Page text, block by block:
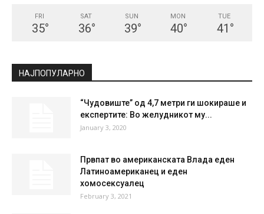
FRI
35°
SAT
36°
SUN
39°
MON
40°
TUE
41 °
НАЈПОПУЛАРНО
“Чудовиште” од 4,7 метри ги шокираше и
експертите: Во желудникот му...
January 3, 2020
Првпат во американската Влада еден
Латиноамериканец и еден
хомосексуалец
February 3, 2021